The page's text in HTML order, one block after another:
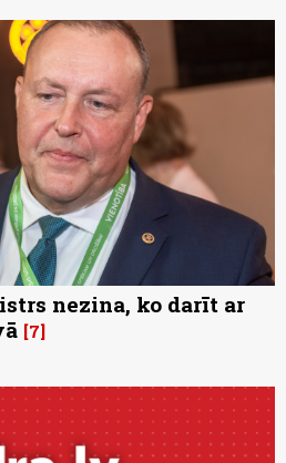
nezina, ko darīt ar
7